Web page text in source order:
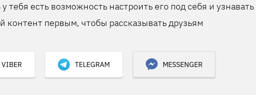
у тебя есть возможность настроить его под себя и узнавать
контент первым, чтобы рассказывать друзьям
VIBER TELEGRAM MESSENGER